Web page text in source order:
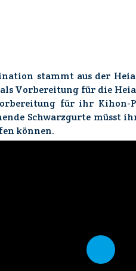
stammt aus der
Vorbereitung für die
für ihr Kihon-
Schwarzgurte
können.
Play